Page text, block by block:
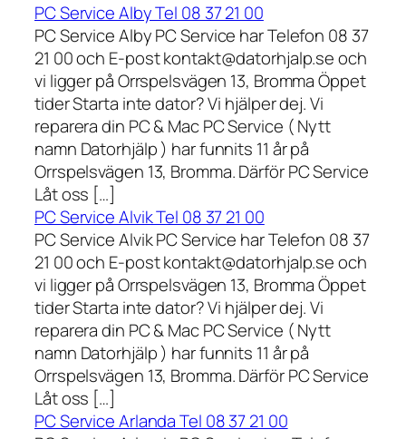
PC Service Alby Tel 08 37 21 00
PC Service Alby PC Service har Telefon 08 37
21 00 och E-post kontakt@datorhjalp.se och
vi ligger på Orrspelsvägen 13, Bromma Öppet
tider Starta inte dator? Vi hjälper dej. Vi
reparera din PC & Mac PC Service ( Nytt
namn Datorhjälp ) har funnits 11 år på
Orrspelsvägen 13, Bromma. Därför PC Service
Låt oss […]
PC Service Alvik Tel 08 37 21 00
PC Service Alvik PC Service har Telefon 08 37
21 00 och E-post kontakt@datorhjalp.se och
vi ligger på Orrspelsvägen 13, Bromma Öppet
tider Starta inte dator? Vi hjälper dej. Vi
reparera din PC & Mac PC Service ( Nytt
namn Datorhjälp ) har funnits 11 år på
Orrspelsvägen 13, Bromma. Därför PC Service
Låt oss […]
PC Service Arlanda Tel 08 37 21 00